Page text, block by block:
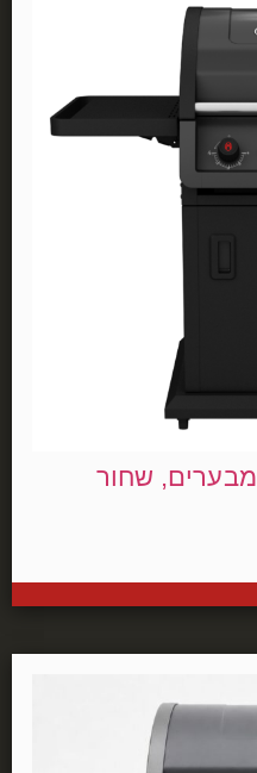
גריל גז קולמן גלקסי 2 מבערים, שחור